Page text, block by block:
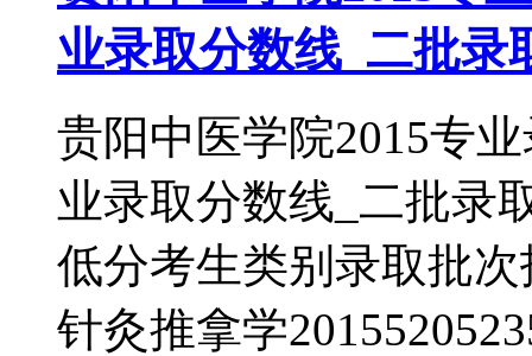
业录取分数线_二批录
贵阳中医学院2015专
业录取分数线_二批录
低分考生类别录取批次
针灸推拿学